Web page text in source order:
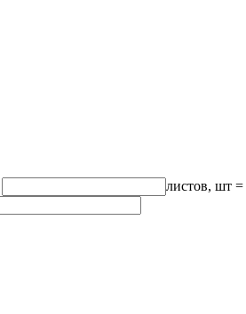
листов, шт =